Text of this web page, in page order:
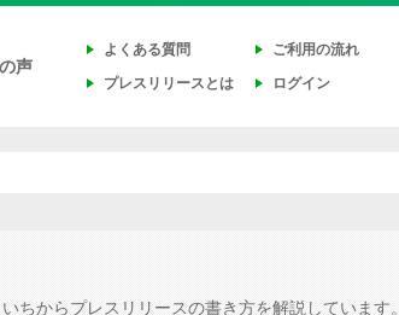
声
よくある質問
ご利用の流れ
プレスリリースとは
ログイン
ちからプレスリリースの書き方を解説しています。